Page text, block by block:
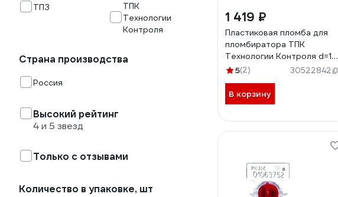
ТПЗ
ТПК
Технологии
Контроля
Страна производства
Россия
Высокий рейтинг
4 и 5 звезд
Только с отзывами
Количество в упаковке, шт
1 419 ₽
Пластиковая пломба для
пломбиратора ТПК
Технологии Контроля d=10
мм (без металлической
5(2) 30522842
В корзину